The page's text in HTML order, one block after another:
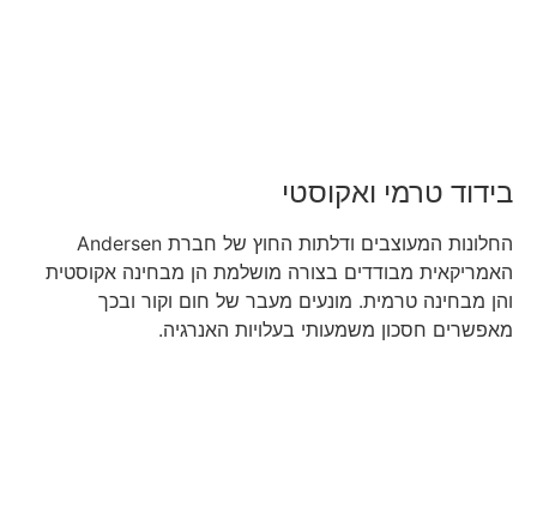
בידוד טרמי ואקוסטי
החלונות המעוצבים ודלתות החוץ של חברת Andersen
האמריקאית מבודדים בצורה מושלמת הן מבחינה אקוסטית
והן מבחינה טרמית. מונעים מעבר של חום וקור ובכך
מאפשרים חסכון משמעותי בעלויות האנרגיה.